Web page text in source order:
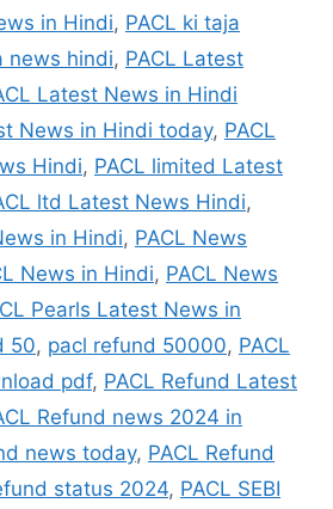
in Hindi, PACL ki taja
news hindi, PACL Latest
Latest News in Hindi
News in Hindi today, PACL
Hindi, PACL limited Latest
ltd Latest News Hindi,
in Hindi, PACL News
News in Hindi, PACL News
Pearls Latest News in
50, pacl refund 50000, PACL
pdf, PACL Refund Latest
Refund news 2024 in
news today, PACL Refund
status 2024, PACL SEBI